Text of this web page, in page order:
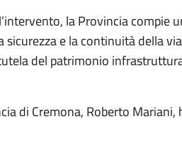
la Provincia compie
sicurezza e la continuità della
del patrimonio
di Cremona, Roberto